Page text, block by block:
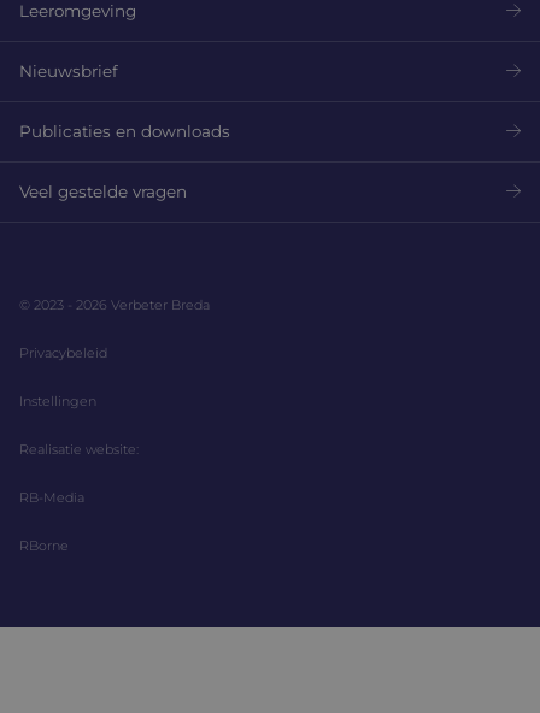
Leeromgeving
Nieuwsbrief
Publicaties en downloads
Veel gestelde vragen
© 2023 - 2026 Verbeter Breda
Privacybeleid
Instellingen
Realisatie website:
RB-Media
RBorne